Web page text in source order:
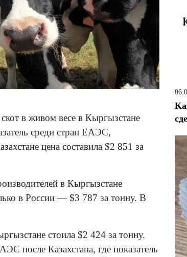
в живом весе в Кыргызстане
среди стран ЕАЭС,
цена составила $2 851 за
в Кыргызстане
в России — $3 787 за тонну. В
стоила $2 424 за тонну.
после Казахстана, где показатель